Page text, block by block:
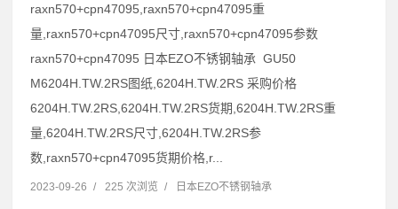
raxn570+cpn47095,raxn570+cpn47095重
量,raxn570+cpn47095尺寸,raxn570+cpn47095参数
raxn570+cpn47095 日本EZO不锈钢轴承 GU50
M6204H.TW.2RS图纸,6204H.TW.2RS 采购价格
6204H.TW.2RS,6204H.TW.2RS货期,6204H.TW.2RS重
量,6204H.TW.2RS尺寸,6204H.TW.2RS参
数,raxn570+cpn47095货期价格,r...
2023-09-26 / 225 次浏览 / 日本EZO不锈钢轴承